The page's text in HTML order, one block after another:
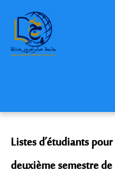
Listes d’étudiants
deuxième semestre